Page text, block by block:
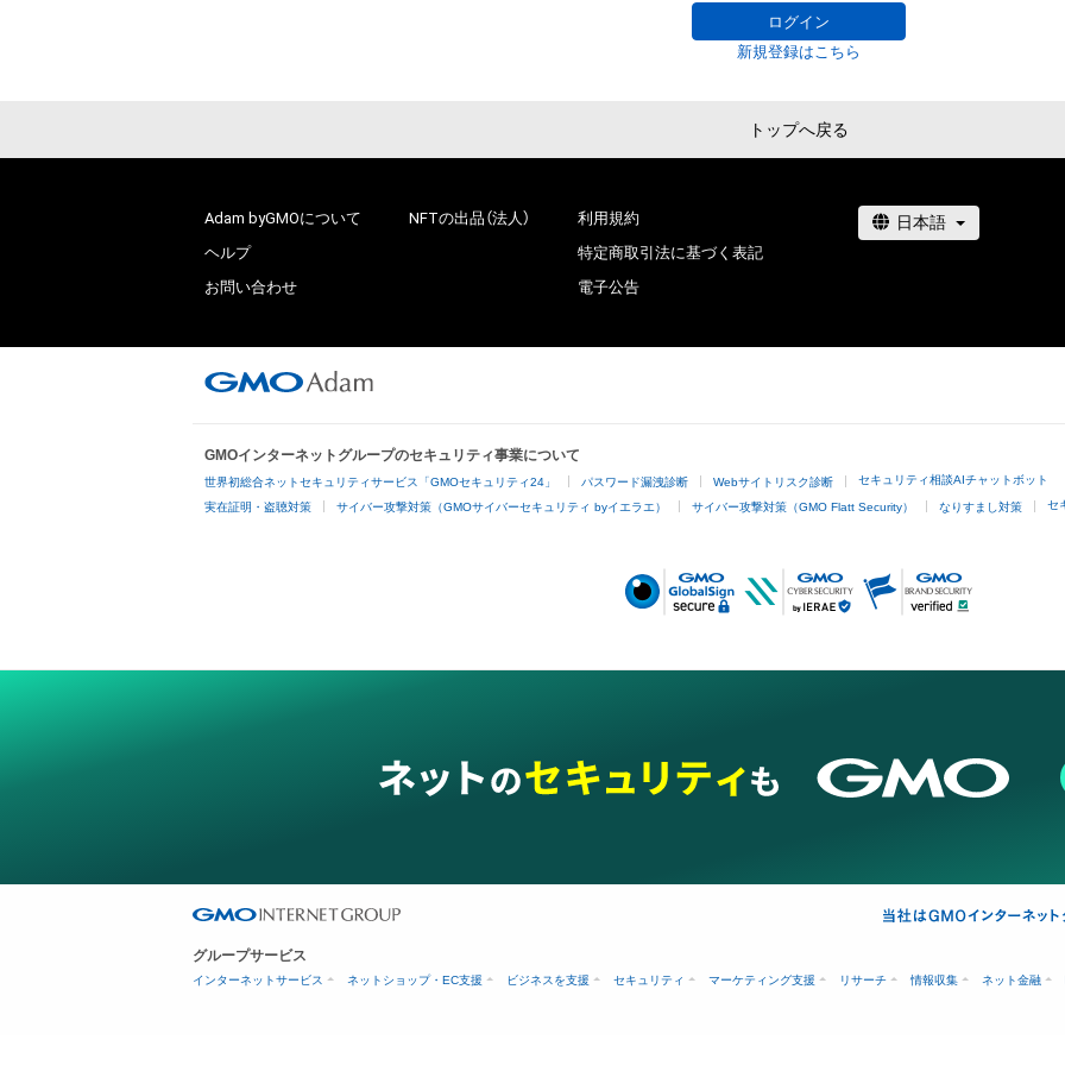
ログイン
新規登録はこちら
トップへ戻る
Adam byGMOについて
ヘルプ
お問い合わせ
NFTの出品（法人）
利用規約
特定商取引法に基づく表記
電子公告
GMOインターネットグループのセキュリティ事業について
世界初総合ネットセキュリティサービス「GMOセキュリティ24」 パスワード漏洩診断 Webサイトリスク診断 セキュリティ相談AIチャットボット
実在証明・盗聴対策 サイバー攻撃対策（GMOサイバーセキュリティ byイエラエ） サイバー攻撃対策（GMO Flatt Security） なりすまし対策 セ
グループサービス
インターネットサービス ネットショップ・EC支援 ビジネスを支援 セキュリティ マーケティング支援 リサーチ 情報収集 ネット金融